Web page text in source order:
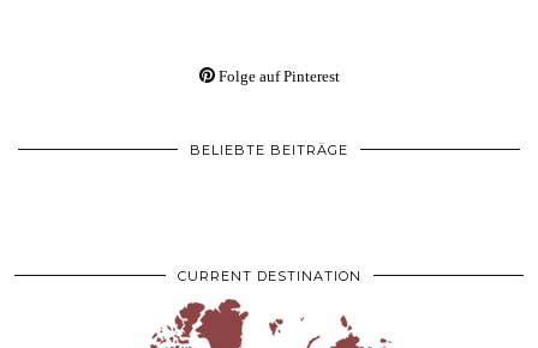
Folge auf Pinterest
BELIEBTE BEITRÄGE
CURRENT DESTINATION